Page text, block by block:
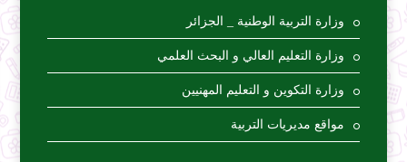
وزارة التربية الوطنية _ الجزائر
وزارة التعليم العالي و البحث العلمي
وزارة التكوين و التعليم المهنيين
مواقع مديريات التربية